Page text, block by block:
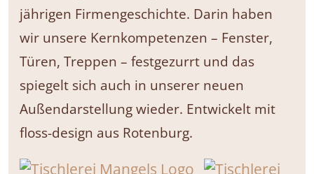
jährigen Firmengeschichte. Darin haben
wir unsere Kernkompetenzen – Fenster,
Türen, Treppen – festgezurrt und das
spiegelt sich auch in unserer neuen
Außendarstellung wieder. Entwickelt mit
floss-design aus Rotenburg.